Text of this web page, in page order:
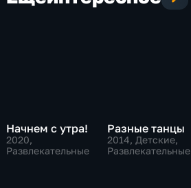
Начнем с утра!
2020,
Развлекательные
Разные танцы
2014, Детские,
Развлекательные